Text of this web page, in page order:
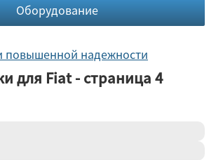
Оборудование
повышенной надежности
для Fiat - страница 4